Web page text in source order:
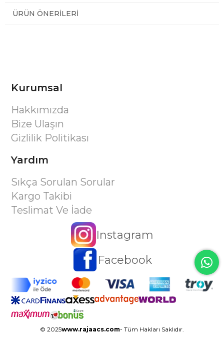
ÜRÜN ÖNERILERI
Kurumsal
Hakkımızda
Bize Ulaşın
Gizlilik Politikası
Yardım
Sıkça Sorulan Sorular
Kargo Takibi
Teslimat Ve İade
Instagram
Facebook
© 2025www.rajaacs.com- Tüm Hakları Saklıdır.